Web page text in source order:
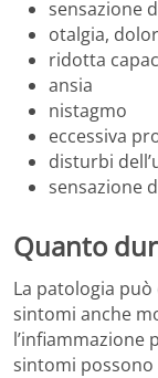
sensazione
otalgia,
ridotta
ansia
nistagmo
eccessiva
disturbi
sensazione
Quanto
La patologia
sintomi anche
l’infiammazione
sintomi possono